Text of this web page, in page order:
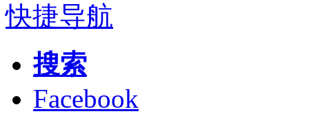
快捷导航
搜索
Facebook